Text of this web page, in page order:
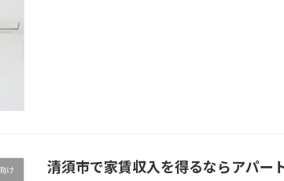
け 清須市で家賃収入を得るならアパー